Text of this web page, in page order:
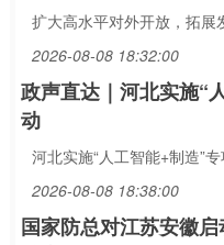
扩大高水平对外开放，拓展
2026-08-08 18:32:00
政声直达｜河北实施“
动
河北实施“人工智能+制造”专
2026-08-08 18:38:00
国家防总对江苏安徽